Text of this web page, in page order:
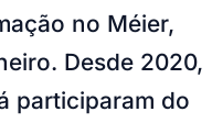
no Méier,
Desde 2020,
participaram do